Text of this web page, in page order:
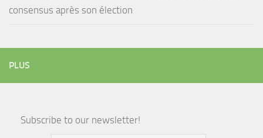
consensus après son élection
PLUS
Subscribe to our newsletter!